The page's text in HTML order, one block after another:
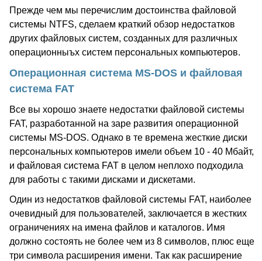
Прежде чем мы перечислим достоинства файловой
системы NTFS, сделаем краткий обзор недостатков
других файловых систем, созданных для различных
операционныъх систем персональных компьютеров.
Операционная система MS-DOS и файловая
система FAT
Все вы хорошо знаете недостатки файловой системы
FAT, разработанной на заре развития операционной
системы MS-DOS. Однако в те времена жесткие диски
персональных компьютеров имели объем 10 - 40 Мбайт,
и файловая система FAT в целом неплохо подходила
для работы с такими дисками и дискетами.
Один из недостатков файловой системы FAT, наиболее
очевидный для пользователей, заключается в жестких
ограничениях на имена файлов и каталогов. Имя
должно состоять не более чем из 8 символов, плюс еще
три символа расширения имени. Так как расширение